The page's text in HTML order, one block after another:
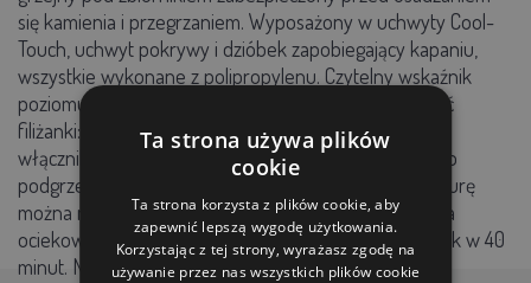
się kamienia i przegrzaniem. Wyposażony w uchwyty Cool-
Touch, uchwyt pokrywy i dzióbek zapobiegający kapaniu,
wszystkie wykonane z polipropylenu. Czytelny wskaźnik
poziomu napełnienia w litrach. Maksymalna wysokość
filiżanki: 130 mm (bez tacki ociekowej). Z
włącznikiem/wyłącznikiem i lampkami kontrolnymi do
podgrzewania i rozwiązywania problemów. Temperaturę
można regulować w zakresie od 30°C do 100°C. Tacka
ociekowa w zestawie. Przygotowuje około 60 filiżanek w 40
minut. Nie nadaje się do mleka czekoladowego.
Ta strona używa plików
cookie
Ta strona korzysta z plików cookie, aby
zapewnić lepszą wygodę użytkowania.
Korzystając z tej strony, wyrażasz zgodę na
używanie przez nas wszystkich plików cookie